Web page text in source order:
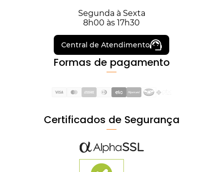
Segunda à Sexta
8h00 às 17h30
Central de Atendimento
Formas de pagamento
Certificados de Segurança